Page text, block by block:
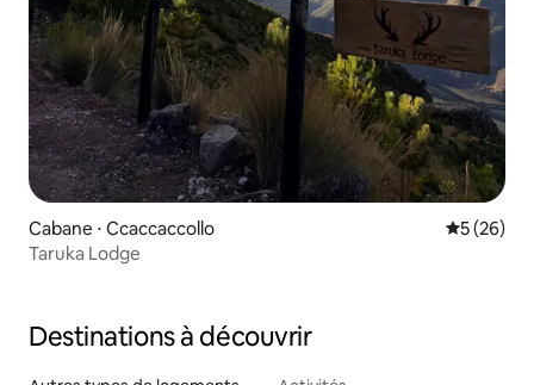
Cabane ⋅ Ccaccaccollo
5 (26)
Taruka Lodge
Destinations à découvrir